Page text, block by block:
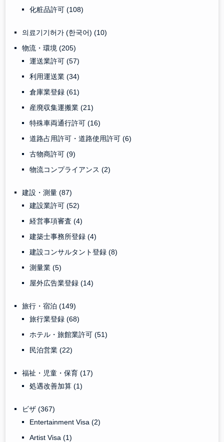
化粧品許可(108)
의료기기허가 (한국어)(10)
物流・環境(205)
運送業許可(57)
利用運送業(34)
倉庫業登録(61)
産廃収集運搬業(21)
特殊車両通行許可(16)
道路占用許可・道路使用許可(6)
古物商許可(9)
物流コンプライアンス(2)
建設・測量(87)
建設業許可(52)
経営事項審査(4)
建築士事務所登録(4)
建設コンサルタント登録(8)
測量業(5)
屋外広告業登録(14)
旅行・宿泊(149)
旅行業登録(68)
ホテル・旅館業許可(51)
民泊営業(22)
福祉・児童・保育(17)
処遇改善加算(1)
ビザ(367)
Entertainment Visa(2)
Artist Visa(1)